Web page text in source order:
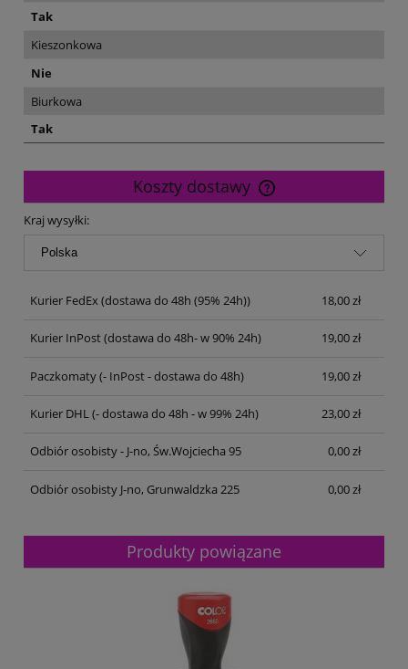
Tak
Kieszonkowa
Nie
Biurkowa
Tak
Koszty dostawy
Cena nie zawiera ewentualnych kosztów płatności
Kraj wysyłki:
Kurier FedEx(dostawa do 48h (95% 24h)) 18,00 zł
Kurier InPost(dostawa do 48h- w 90% 24h) 19,00 zł
Paczkomaty(- InPost - dostawa do 48h) 19,00 zł
Kurier DHL(- dostawa do 48h - w 99% 24h) 23,00 zł
Odbiór osobisty - J-no, Św.Wojciecha 95 0,00 zł
Odbiór osobisty J-no, Grunwaldzka 225 0,00 zł
Produkty powiązane